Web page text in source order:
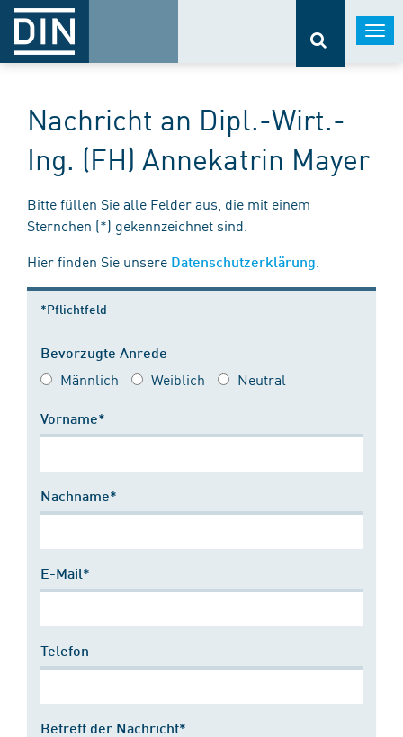
Nachricht an Dipl.-Wirt.-
Ing. (FH) Annekatrin Mayer
Bitte füllen Sie alle Felder aus, die mit einem
Sternchen (*) gekennzeichnet sind.
Hier finden Sie unsere Datenschutzerklärung
*Pflichtfeld
Bevorzugte Anrede
Männlich Weiblich Neutral
Vorname*
Nachname*
E-Mail*
Telefon
Betreff der Nachricht*